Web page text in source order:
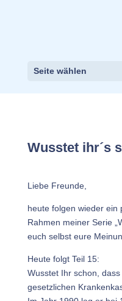
Seite wählen
Wusstet ihr´s
Liebe Freunde,
heute folgen wieder ein
Rahmen meiner Serie
euch selbst eure
Heute folgt Teil 15:
Wusstet Ihr schon,
gesetzlichen